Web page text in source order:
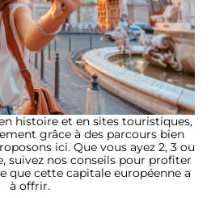
histoire et en sites touristiques,
grâce à des parcours bien
ici. Que vous ayez 2, 3 ou
suivez nos conseils pour profiter
que cette capitale européenne a
à offrir.